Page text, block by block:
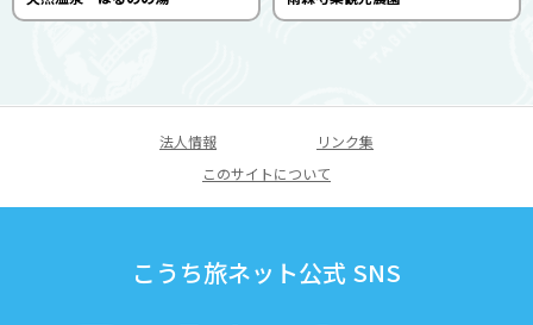
法人情報
リンク集
このサイトについて
こうち旅ネット公式 SNS